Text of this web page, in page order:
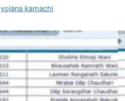
yojana kamachi